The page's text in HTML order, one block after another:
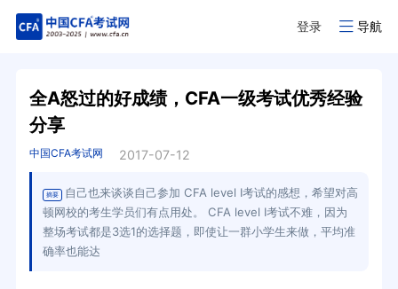
登录 导航
全A怒过的好成绩，CFA一级考试优秀经验
分享
中国CFA考试网 2017-07-12
摘要
自己也来谈谈自己参加 CFA level I考试的感想，希望对高
顿网校的考生学员们有点用处。 CFA level I考试不难，因为
整场考试都是3选1的选择题，即使让一群小学生来做，平均准
确率也能达